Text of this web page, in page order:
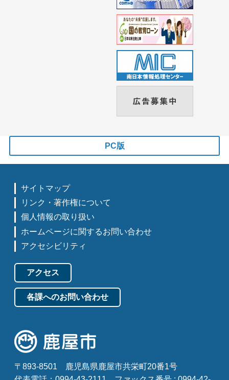
PC版
サイトマップ
リンク・著作権について
個人情報の取り扱い
ホームページに関するお問い合わせ
アクセシビリティ
アクセス
各課へのお問い合わせ
〒893-8501
鹿児島県鹿屋市共栄町20番1号